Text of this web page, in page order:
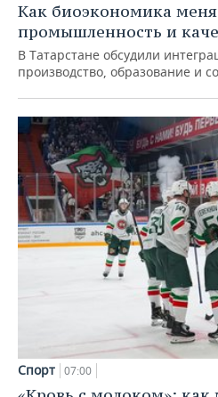
Как биоэкономика
промышленность и
В Татарстане обсудили
производство, образование и
Спорт 07:00